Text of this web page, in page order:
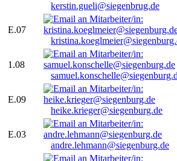
kerstin.gueli@siegenbrug.de
E.07
1.08
E.09
heike.krieger@siegenburg.de
E.03
andre.lehmann@siegenburg.de